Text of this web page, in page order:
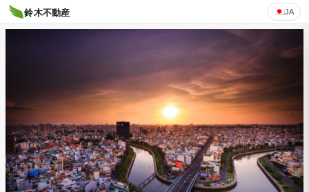
鈴木不動産 JA